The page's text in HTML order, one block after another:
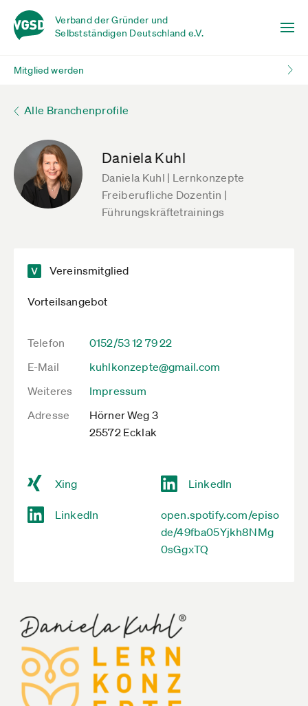
Verband der Gründer und
Selbstständigen Deutschland e.V.
Mitglied werden
Alle Branchenprofile
Daniela Kuhl
Daniela Kuhl | Lernkonzepte
Freiberufliche Dozentin |
Führungskräftetrainings
Vereinsmitglied
Vorteilsangebot
Telefon
0152/53 12 79 22
E-Mail
kuhlkonzepte@gmail.com
Weiteres
Impressum
Adresse
Hörner Weg 3
25572 Ecklak
Xing LinkedIn
LinkedIn
open.spotify.com/episo
de/49fba05Yjkh8NMg
0sGgxTQ